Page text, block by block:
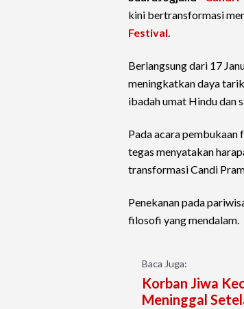
kini bertransformasi
Festival.
Berlangsung dari 17
meningkatkan daya
ibadah umat Hindu dan
Pada acara
tegas menyatakan
transformasi Candi
Penekanan pada
filosofi yang mendalam.
Baca Juga:
Korban Jiwa
Meninggal